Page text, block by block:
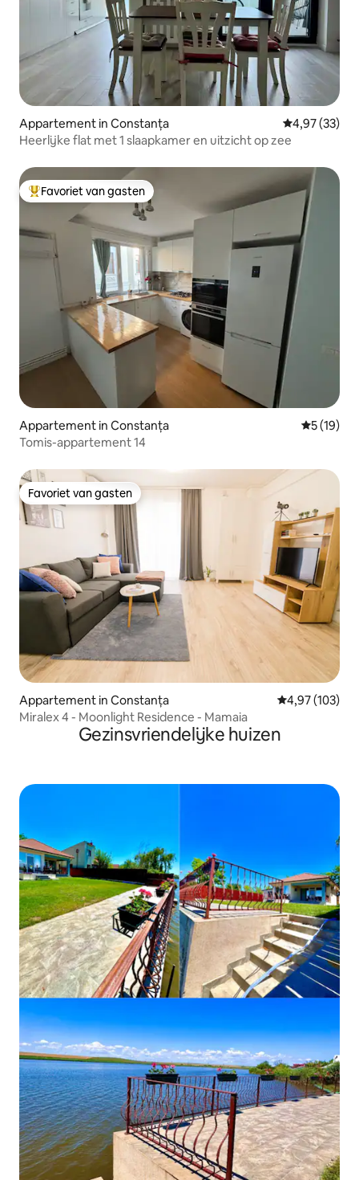
Appartement in Constanța Gemiddelde
4,97 (33)
Heerlijke flat met 1 slaapkamer en uitzicht op zee
Topfavoriet van gasten
Favoriet van gasten
Appartement in Constanța
5 (19)
Tomis-appartement 14
Favoriet van gasten
Favoriet van gasten
Appartement in Constanța Gemiddelde
4,97 (103)
Miralex 4 - Moonlight Residence - Mamaia
Gezinsvriendelijke huizen